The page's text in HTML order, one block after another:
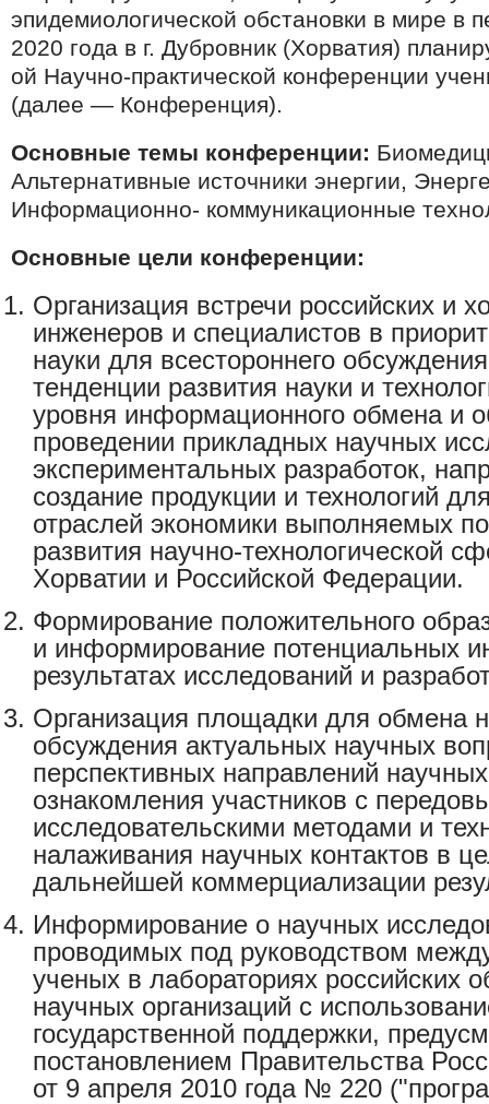
эпидемиологической обстановки в мире в
2020 года в г. Дубровник (Хорватия)
ой Научно-практической конференции
(далее — Конференция).
Основные темы конференции:
Альтернативные источники энергии,
Информационно- коммуникационные
Основные цели конференции:
Организация встречи российских и
инженеров и специалистов в
науки для всестороннего
тенденции развития науки и
уровня информационного обмена и
проведении прикладных научных
экспериментальных разработок,
создание продукции и технологий
отраслей экономики выполняемых
развития научно-технологической
Хорватии и Российской Федерации.
Формирование положительного
и информирование потенциальных
результатах исследований и
Организация площадки для обмена
обсуждения актуальных научных
перспективных направлений
ознакомления участников с
исследовательскими методами и
налаживания научных контактов в
дальнейшей коммерциализации
Информирование о научных
проводимых под руководством
ученых в лабораториях российских
научных организаций с
государственной поддержки,
постановлением Правительства
от 9 апреля 2010 года № 220